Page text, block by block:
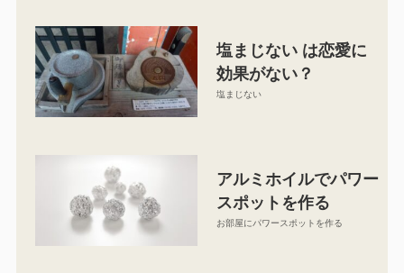
塩まじない は恋愛に
効果がない？
塩まじない
アルミホイルでパワー
スポットを作る
お部屋にパワースポットを作る